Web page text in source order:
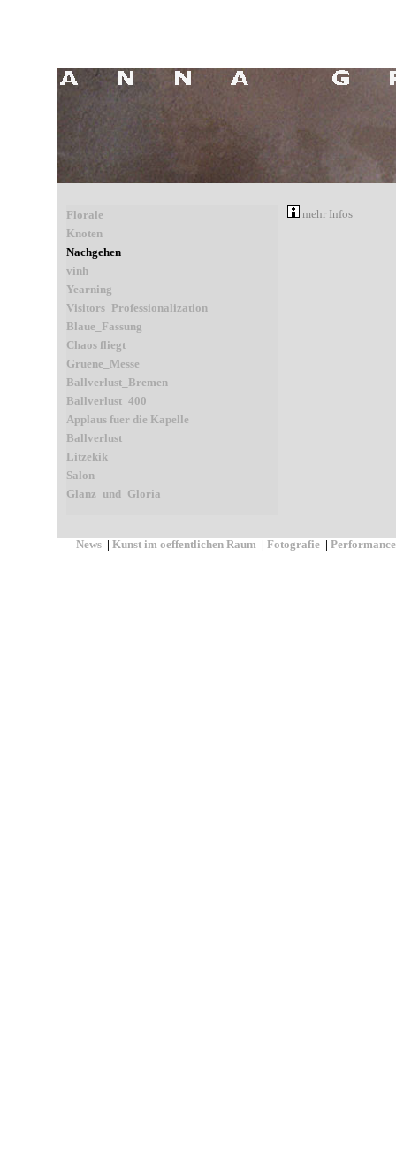
Florale
Knoten
Nachgehen
vinh
Yearning
Visitors_Professionalization
Blaue_Fassung
Chaos fliegt
Gruene_Messe
Ballverlust_Bremen
Ballverlust_400
Applaus fuer die Kapelle
Ballverlust
Litzekik
Salon
Glanz_und_Gloria
mehr Infos
News | Kunst im oeffentlichen Raum | Fotografie | Performance